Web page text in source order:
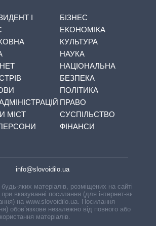
І
МІСТ
БІЗНЕС
ЕКОНОМІКА
КУЛЬТУРА
НАУКА
НАЦІОНАЛЬНА
БЕЗПЕКА
ПОЛІТИКА
ПРАВО
СУСПІЛЬСТВО
ФІНАНСИ
info@slovoidilo.ua
яких матеріалів, розміщених на сайті,
вказуванні посилання (для інтернет-видань
на www.slovoidilo.ua. Посилання
обов’язкове незалежно від повного або
матеріалів.